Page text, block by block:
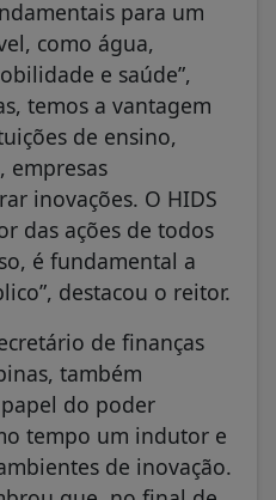
para um
como água,
e saúde”,
temos a vantagem
de ensino,
empresas
inovações. O HIDS
das ações de todos
é fundamental a
destacou o reitor.
de finanças
também
do poder
tempo um indutor e
de inovação.